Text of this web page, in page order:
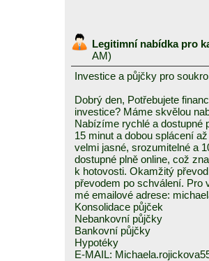
Legitimní nabídka pro
AM)
Investice a půjčky pro
Dobrý den, Potřebujete
investice? Máme skvělou
Nabízíme rychlé a dostupné
15 minut a dobou splácení
velmi jasné, srozumitelné a
dostupné plně online, což
k hotovosti. Okamžitý
převodem po schválení. Pro
mé emailové adrese:
Konsolidace půjček
Nebankovní půjčky
Bankovní půjčky
Hypotéky
E-MAIL: